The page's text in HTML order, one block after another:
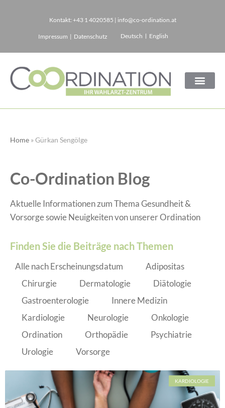
springen
Kontakt: +43 1 4020585 | info@co-ordination.at
Impressum | Datenschutz Deutsch English
Home »Gürkan Sengölge
Co-Ordination Blog
Aktuelle Informationen zum Thema Gesundheit &
Vorsorge sowie Neuigkeiten von unserer Ordination
Finden Sie die Beiträge nach Themen
Alle nach Erscheinungsdatum
Adipositas
Chirurgie
Dermatologie
Diätologie
Gastroenterologie
Innere Medizin
Kardiologie
Neurologie
Onkologie
Ordination
Orthopädie
Psychiatrie
Urologie
Vorsorge
KARDIOLOGIE